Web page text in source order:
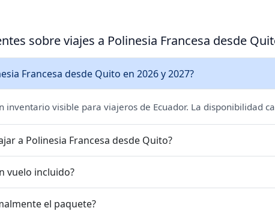
sobre viajes a Polinesia Francesa desde
Francesa desde Quito en 2026 y 2027?
inventario visible para viajeros de Ecuador. La disponibilidad
a Polinesia Francesa desde Quito?
vuelo incluido?
el paquete?